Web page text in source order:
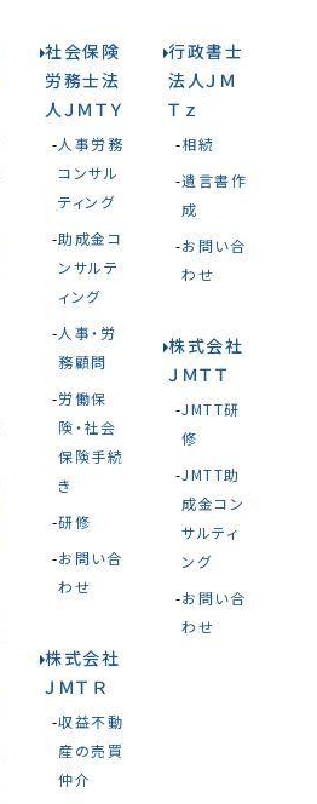
社会保険
労務士法
人ＪＭＴＹ
人事労務
コンサル
ティング
助成金コ
ンサルテ
ィング
人事・労
務顧問
労働保
険・社会
保険手続
き
研修
お問い合
わせ
株式会社
ＪＭＴＲ
収益不動
産の売買
仲介
行政書士
法人ＪＭ
Ｔｚ
相続
遺言書作
成
お問い合
わせ
株式会社
ＪＭＴＴ
JMTT研
修
JMTT助
成金コン
サルティ
ング
お問い合
わせ